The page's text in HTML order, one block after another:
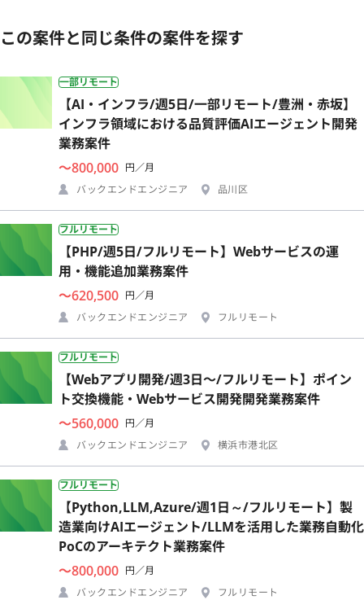
この案件と同じ条件の案件を探す
一部リモート
【AI・インフラ/週5日/一部リモート/豊洲・赤坂】
インフラ領域における品質評価AIエージェント開発
業務案件
〜800,000 円／月
バックエンドエンジニア
品川区
フルリモート
【PHP/週5日/フルリモート】Webサービスの運
用・機能追加業務案件
〜620,500 円／月
バックエンドエンジニア
フルリモート
フルリモート
【Webアプリ開発/週3日〜/フルリモート】ポイン
ト交換機能・Webサービス開発開発業務案件
〜560,000 円／月
バックエンドエンジニア
横浜市港北区
フルリモート
【Python,LLM,Azure/週1日～/フルリモート】製
造業向けAIエージェント/LLMを活用した業務自動化
PoCのアーキテクト業務案件
〜800,000 円／月
バックエンドエンジニア
フルリモート